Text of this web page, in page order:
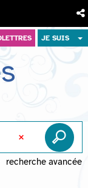
JE SUIS
recherche avancée